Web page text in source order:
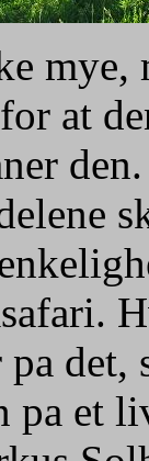
mye,
at
pa
pa et